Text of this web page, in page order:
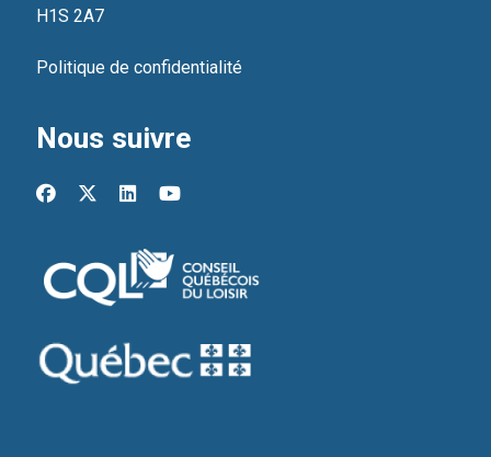
Nous suivre
facebookx-twitterlinkedinyoutube
H1S 2A7
Politique de confidentialité